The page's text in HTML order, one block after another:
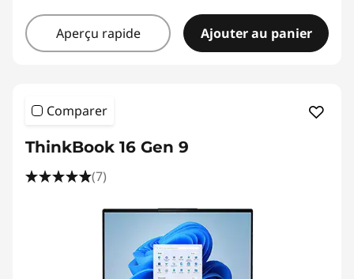
Aperçu rapide Ajouter au panier
Comparer
ThinkBook 16 Gen 9
(7)